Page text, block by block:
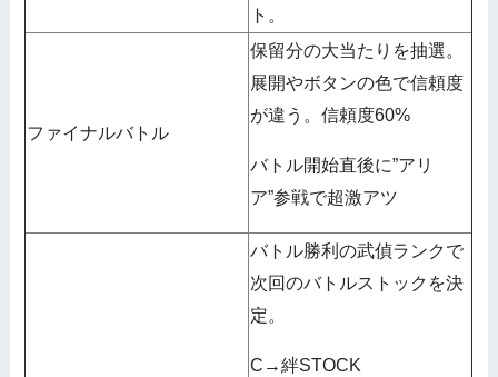
ト。
ファイナルバトル
保留分の大当たりを抽選。
展開やボタンの色で信頼度
が違う。信頼度60%
バトル開始直後に”アリ
ア”参戦で超激アツ
バトル勝利の武偵ランクで
次回のバトルストックを決
定。
C→絆STOCK